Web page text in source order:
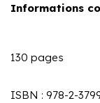
Informations
130 pages
ISBN : 978-2-